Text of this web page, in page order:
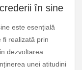
în sine
este esențială
fi realizată prin
dezvoltarea
unei atitudini